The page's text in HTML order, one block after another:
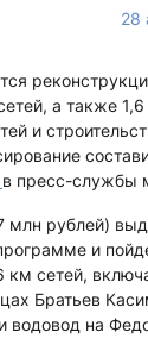
28
а также
и
в пресс-службы
млн рублей)
и
км сетей,
Братьев
водовод на